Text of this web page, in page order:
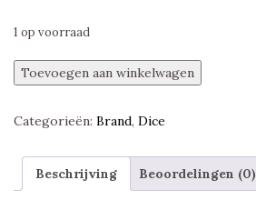
1 op voorraad
D3,
Marble
and
Dungeons
and
Toevoegen aan winkelwagen
Categorieën: Brand, Dice
Beschrijving Beoordelingen (0)